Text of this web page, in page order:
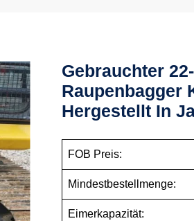
Gebrauchter
Raupenbagger
Hergestellt In
FOB Preis:
Mindestbestellmenge:
Eimerkapazität: